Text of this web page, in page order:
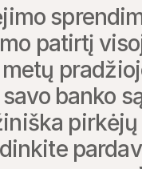
patirtį
savo banko